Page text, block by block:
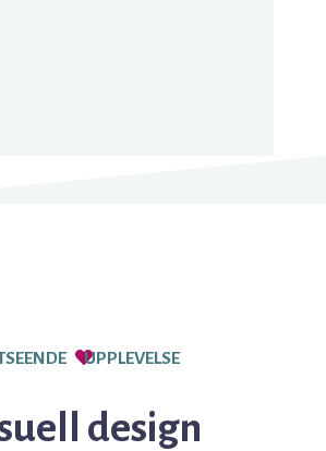
UPPLEVELSE
design